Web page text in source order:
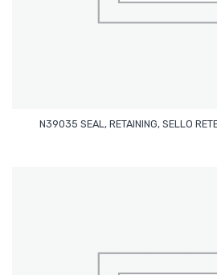
N39035 SEAL, RETAINING, SELLO